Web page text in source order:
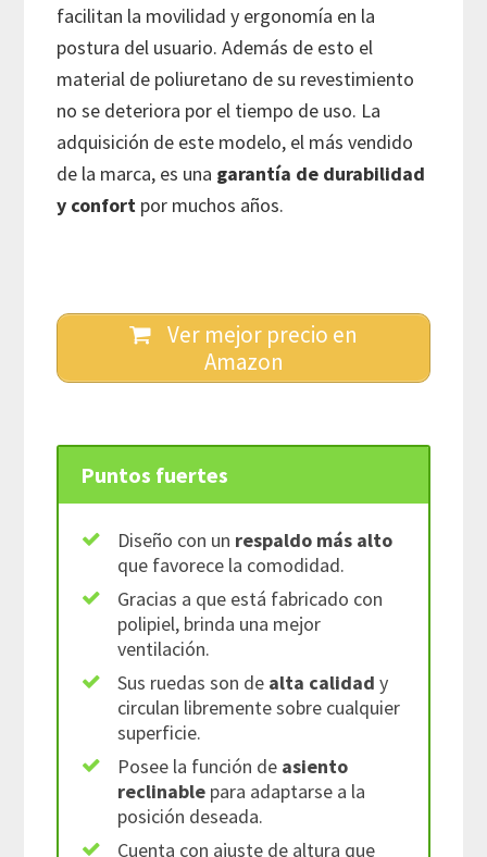
facilitan la movilidad y ergonomía en la
postura del usuario. Además de esto el
material de poliuretano de su revestimiento
no se deteriora por el tiempo de uso. La
adquisición de este modelo, el más vendido
de la marca, es una garantía de durabilidad
y confort por muchos años.
Ver mejor precio en
Amazon
Puntos fuertes
Diseño con un respaldo más alto
que favorece la comodidad.
Gracias a que está fabricado con
polipiel, brinda una mejor
ventilación.
Sus ruedas son de alta calidad y
circulan libremente sobre cualquier
superficie.
Posee la función de asiento
reclinable para adaptarse a la
posición deseada.
Cuenta con ajuste de altura que